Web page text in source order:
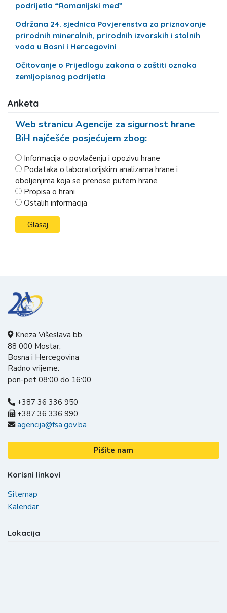
podrijetla “Romanijski med”
Održana 24. sjednica Povjerenstva za priznavanje
prirodnih mineralnih, prirodnih izvorskih i stolnih
voda u Bosni i Hercegovini
Očitovanje o Prijedlogu zakona o zaštiti oznaka
zemljopisnog podrijetla
Anketa
Web stranicu Agencije za sigurnost hrane
BiH najčešće posjećujem zbog:
Informacija o povlačenju i opozivu hrane
Podataka o laboratorijskim analizama hrane i
oboljenjima koja se prenose putem hrane
Propisa o hrani
Ostalih informacija
Kneza Višeslava bb,
88 000 Mostar,
Bosna i Hercegovina
Radno vrijeme:
pon-pet 08:00 do 16:00
+387 36 336 950
+387 36 336 990
agencija@fsa.gov.ba
Pišite nam
Korisni linkovi
Sitemap
Kalendar
Lokacija